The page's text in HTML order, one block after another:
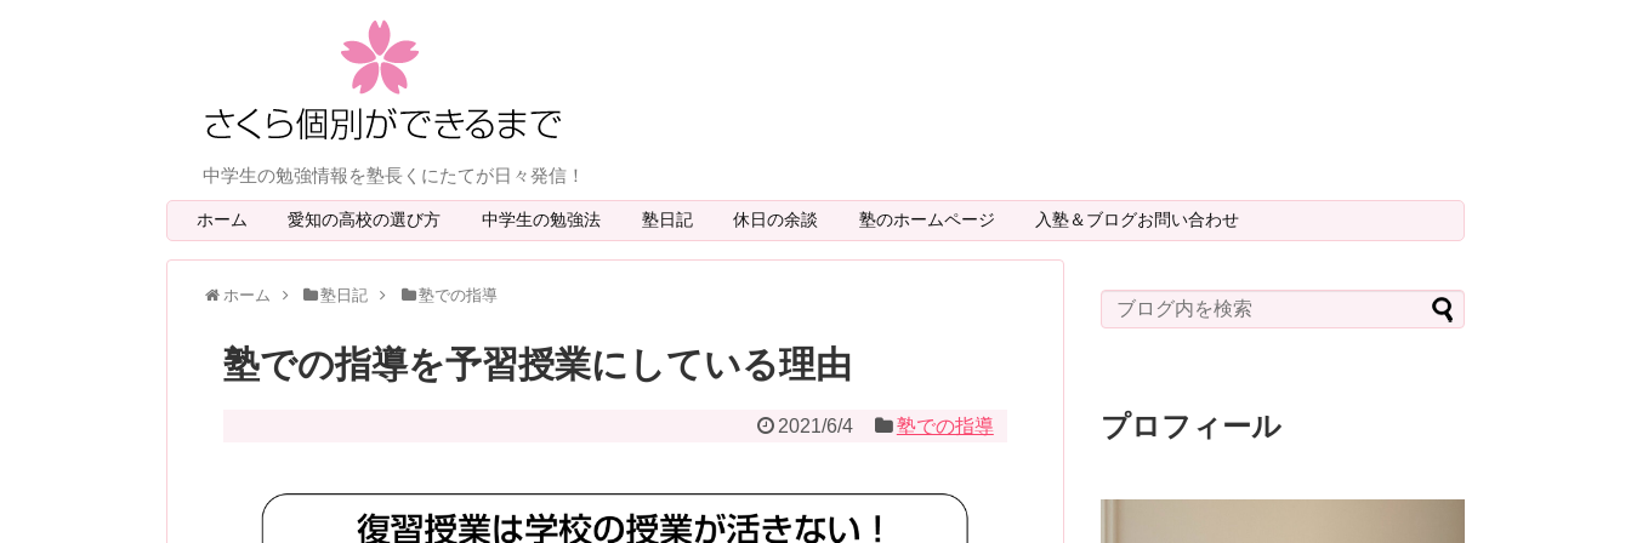
中学生の勉強情報を塾長くにたてが日々発信！
ホーム 愛知の高校の選び方 中学生の勉強法 塾日記 休日の余談 塾のホームページ 入塾＆ブログお問い合わせ
ホーム 塾日記 塾での指導
塾での指導を予習授業にしている理由
2021/6/4 塾での指導 プロフィール